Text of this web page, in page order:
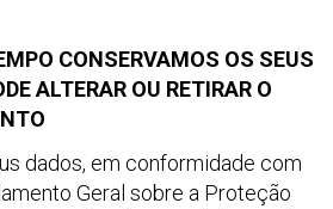
CONSERVAMOS OS SEUS
ALTERAR OU RETIRAR O
dados, em conformidade com
Geral sobre a Proteção